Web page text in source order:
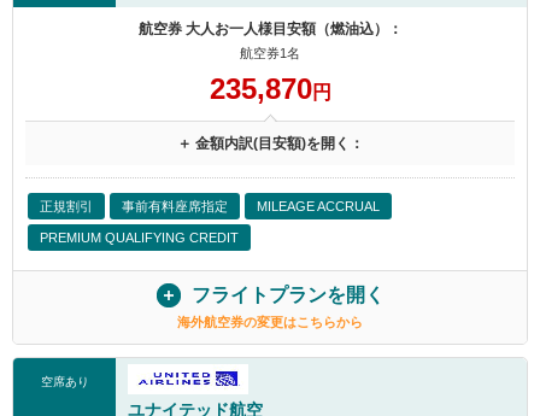
航空券 大人お一人様目安額（燃油込）：
航空券1名
235,870円
＋ 金額内訳(目安額)を開く：
正規割引 事前有料座席指定 MILEAGE ACCRUAL
PREMIUM QUALIFYING CREDIT
フライトプランを開く
海外航空券の変更はこちらから
空席あり
ユナイテッド航空